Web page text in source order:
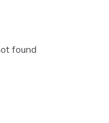
found